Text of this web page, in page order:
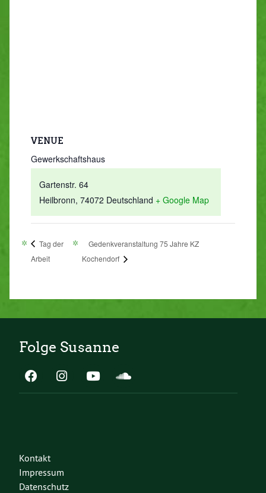
VENUE
Gewerkschaftshaus
Gartenstr. 64
Heilbronn, 74072 Deutschland + Google Map
Tag der
Arbeit
Gedenkveranstaltung 75 Jahre KZ
Kochendorf
Folge Susanne
Kontakt
Impressum
Datenschutz